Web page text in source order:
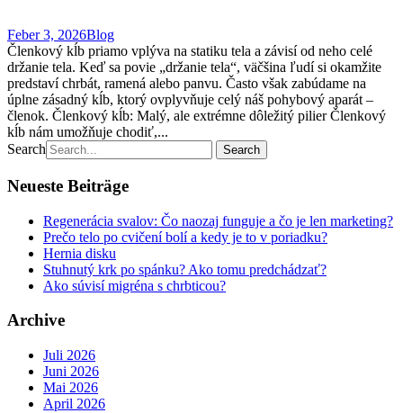
Feber 3, 2026Blog
Členkový kĺb priamo vplýva na statiku tela a závisí od neho celé
držanie tela. Keď sa povie „držanie tela“, väčšina ľudí si okamžite
predstaví chrbát, ramená alebo panvu. Často však zabúdame na
úplne zásadný kĺb, ktorý ovplyvňuje celý náš pohybový aparát –
členok. Členkový kĺb: Malý, ale extrémne dôležitý pilier Členkový
kĺb nám umožňuje chodiť,...
Search
Neueste Beiträge
Regenerácia svalov: Čo naozaj funguje a čo je len marketing?
Prečo telo po cvičení bolí a kedy je to v poriadku?
Hernia disku
Stuhnutý krk po spánku? Ako tomu predchádzať?
Ako súvisí migréna s chrbticou?
Archive
Juli 2026
Juni 2026
Mai 2026
April 2026